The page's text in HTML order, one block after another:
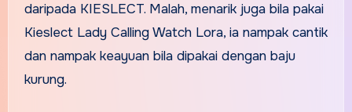
daripada KIESLECT. Malah, menarik juga bila pakai
Kieslect Lady Calling Watch Lora, ia nampak cantik
dan nampak keayuan bila dipakai dengan baju
kurung.